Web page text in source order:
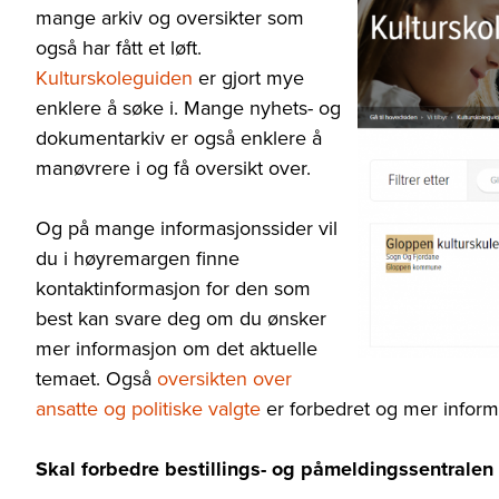
mange arkiv og oversikter som
også har fått et løft.
Kulturskoleguiden er gjort mye
enklere å søke i. Mange nyhets- og
dokumentarkiv er også enklere å
manøvrere i og få oversikt over.
Og på mange informasjonssider vil
du i høyremargen finne
kontaktinformasjon for den som
best kan svare deg om du ønsker
mer informasjon om det aktuelle
temaet. Også oversikten over
ansatte og politiske valgte er forbedret og mer
Skal forbedre bestillings- og påmeldingssentralen